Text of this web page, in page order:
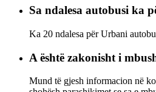
Sa ndalesa autobusi ka
Ka 20 ndalesa për Urbani
A është zakonisht i
Mund të gjesh informacion në